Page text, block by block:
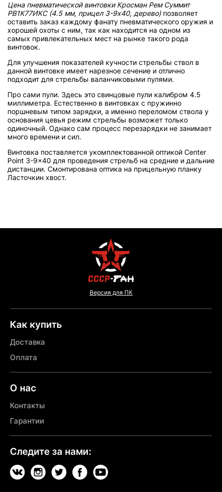
Цена пневматической винтовки Кросман Рем Суммит
РВ1К77ИКС (4.5 мм, прицел 3-9х40, дерево) позволяет
оставить заказ каждому фанату пневматического оружия и
хорошей охоты с ним, так как находится на одном из
самых привлекательных мест на рынке такого рода
винтовок.
Для улучшения показателей кучности стрельбы ствол в
данной винтовке имеет нарезное сечение и отлично
подходит для стрельбы валанчиковыми пулями.
Про сами пули. Здесь это свинцовые пули калибром 4.5
миллиметра. Естественно в винтовках с пружинно
поршневым типом зарядки, а именно переломом ствола у
основания цевья режим стрельбы возможет только
одиночный. Однако сам процесс перезарядки не занимает
много времени и сил.
Винтовка поставляется укомплектованной оптикой Center
Point 3-9x40 для проведения стрельб на средние и дальние
дистанции. Смонтирована оптика на прицельную планку
Ласточкин хвост.
Версия для ПК
Как купить
Доставка
Оплата
О нас
Контакты
Гарантии
Следите за нами: